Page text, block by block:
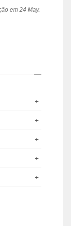
em 24 May.